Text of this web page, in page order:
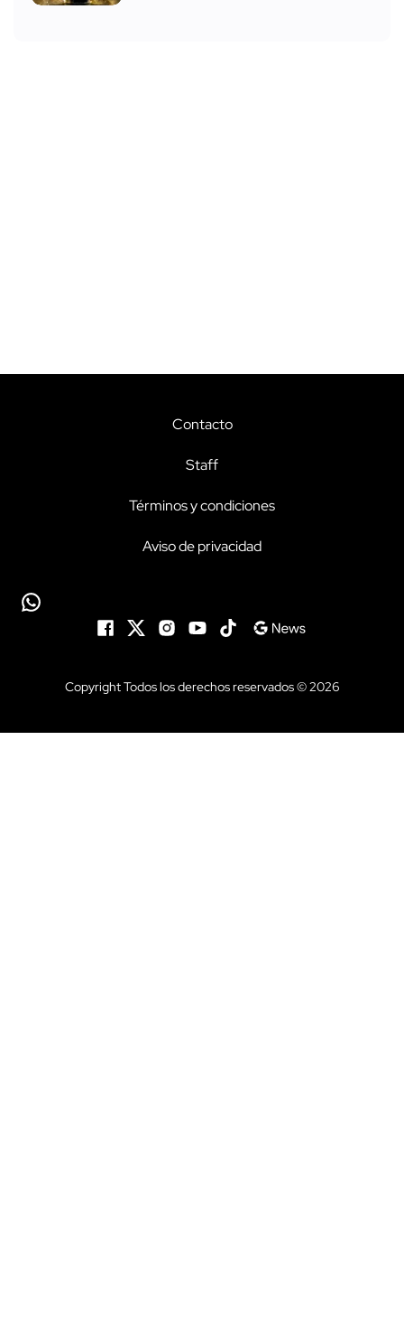
Contacto
Staff
Términos y condiciones
Aviso de privacidad
Copyright Todos los derechos reservados © 2026